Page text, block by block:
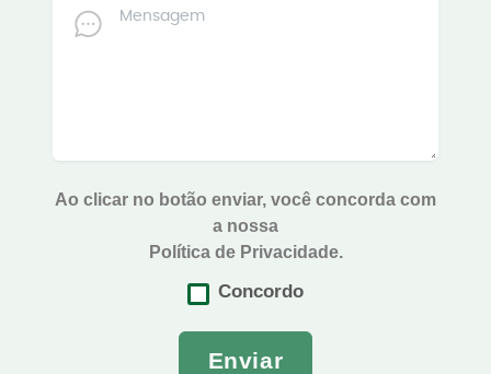
Ao clicar no botão enviar, você concorda com
a nossa
Política de Privacidade.
Concordo
Enviar